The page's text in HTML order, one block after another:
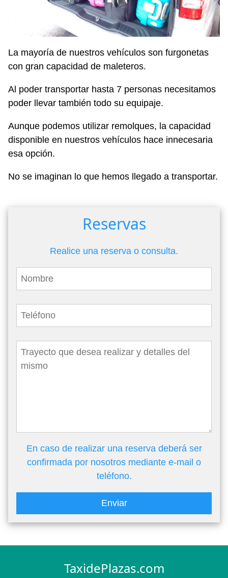
La mayoría de nuestros vehículos son furgonetas
con gran capacidad de maleteros.
Al poder transportar hasta 7 personas necesitamos
poder llevar también todo su equipaje.
Aunque podemos utilizar remolques, la capacidad
disponible en nuestros vehículos hace innecesaria
esa opción.
No se imaginan lo que hemos llegado a transportar.
Reservas
Realice una reserva o consulta.
En caso de realizar una reserva deberá ser
confirmada por nosotros mediante e-mail o
teléfono.
Enviar
TaxidePlazas.com